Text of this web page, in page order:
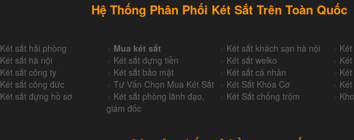
Hệ Thống Phân Phối Két Sắt Trên Toàn Quốc
Két sắt hải phòng Mua két sắt Két sắt khách sạn hà nội
Két sắt hà nội Két sắt đựng tiền Két sắt welko
Két sắt công ty Két sắt bảo mật Két sắt cá nhân
Két sắt công đức Tư Vấn Chọn Mua Két Sắt Két Sắt Khóa Cơ
Két sắt đựng hồ sơ
Két sắt phòng lãnh đạo,
giám đốc
Két Sắt chống trộm